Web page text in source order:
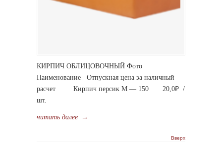
КИРПИЧ ОБЛИЦОВОЧНЫЙ Фото
Наименование Отпускная цена за наличный
расчет Кирпич персик М — 150 20,0₽ /
шт.
читать далее →
Вверх